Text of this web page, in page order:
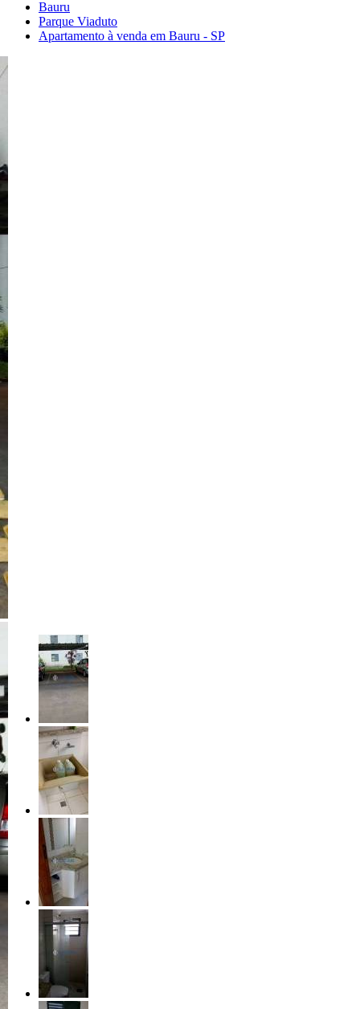
Bauru
Parque Viaduto
Apartamento à venda em Bauru - SP